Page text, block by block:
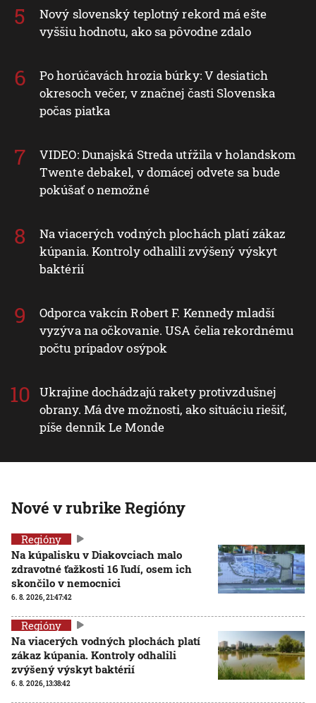
Nový slovenský teplotný rekord má ešte
vyššiu hodnotu, ako sa pôvodne zdalo
Po horúčavách hrozia búrky: V desiatich
okresoch večer, v značnej časti Slovenska
počas piatka
VIDEO: Dunajská Streda utŕžila v holandskom
Twente debakel, v domácej odvete sa bude
pokúšať o nemožné
Na viacerých vodných plochách platí zákaz
kúpania. Kontroly odhalili zvýšený výskyt
baktérií
Odporca vakcín Robert F. Kennedy mladší
vyzýva na očkovanie. USA čelia rekordnému
počtu prípadov osýpok
Ukrajine dochádzajú rakety protivzdušnej
obrany. Má dve možnosti, ako situáciu riešiť,
píše denník Le Monde
Nové v rubrike Regióny
Regióny
Na kúpalisku v Diakovciach malo
zdravotné ťažkosti 16 ľudí, osem ich
skončilo v nemocnici
6. 8. 2026, 21:47:42
Regióny
Na viacerých vodných plochách platí
zákaz kúpania. Kontroly odhalili
zvýšený výskyt baktérií
6. 8. 2026, 13:38:42